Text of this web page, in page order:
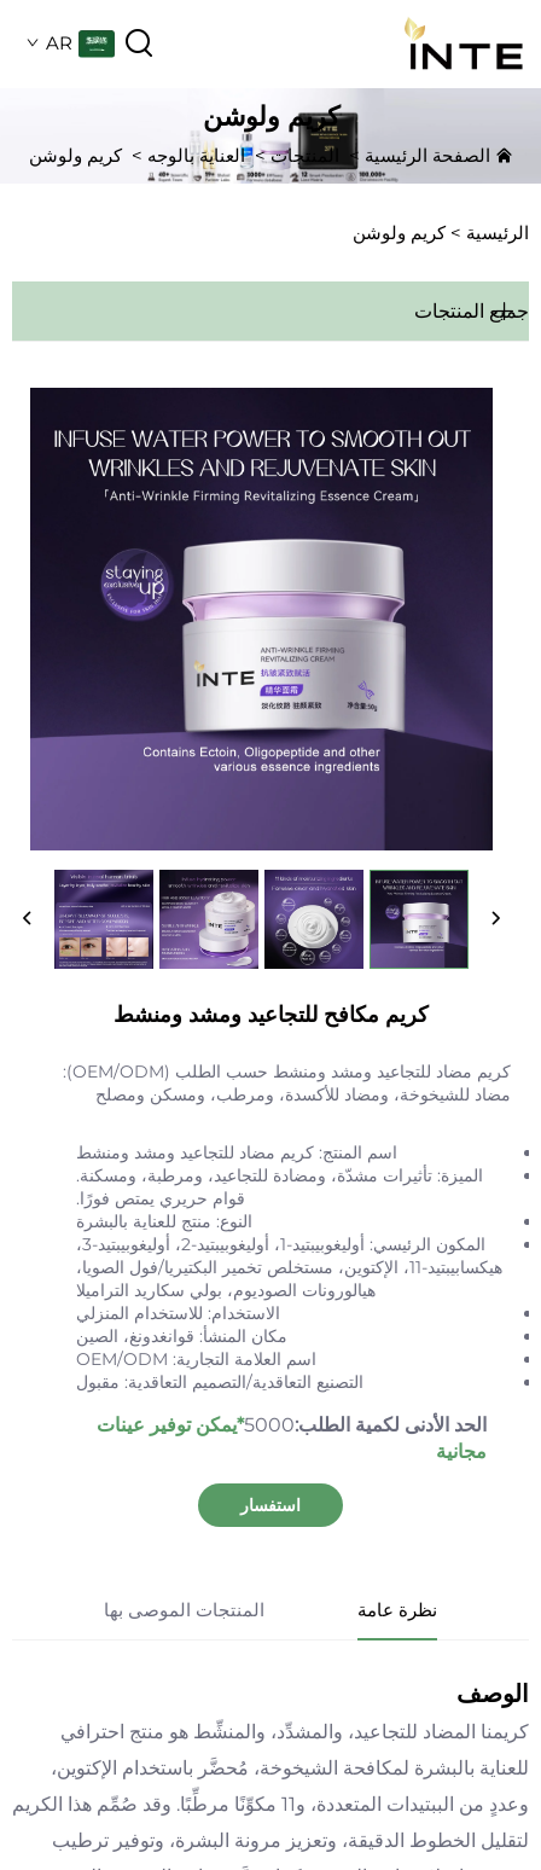
AR
كريم ولوشن
الصفحة الرئيسية > المنتجات>العناية بالوجه >كريم ولوشن
الرئيسية > كريم ولوشن
جميع المنتجات
كريم مكافح للتجاعيد ومشد ومنشط
كريم مضاد للتجاعيد ومشد ومنشط حسب الطلب (OEM/ODM):
مضاد للشيخوخة، ومضاد للأكسدة، ومرطب، ومسكن ومصلح
اسم المنتج: كريم مضاد للتجاعيد ومشد ومنشط
الميزة: تأثيرات مشدّة، ومضادة للتجاعيد، ومرطبة، ومسكنة.
قوام حريري يمتص فورًا.
النوع: منتج للعناية بالبشرة
المكون الرئيسي: أوليغوبيبتيد-1، أوليغوبيبتيد-2، أوليغوبيبتيد-3،
هيكسابيبتيد-11، الإكتوين، مستخلص تخمير البكتيريا/فول الصويا،
هيالورونات الصوديوم، بولي سكاريد التراميلا
الاستخدام: للاستخدام المنزلي
مكان المنشأ: قوانغدونغ، الصين
اسم العلامة التجارية: OEM/ODM
التصنيع التعاقدية/التصميم التعاقدية: مقبول
الحد الأدنى لكمية الطلب:5000*يمكن توفير عينات
مجانية
استفسار
نظرة عامة المنتجات الموصى بها
الوصف
كريمنا المضاد للتجاعيد، والمشدِّد، والمنشِّط هو منتج احترافي
للعناية بالبشرة لمكافحة الشيخوخة، مُحضَّر باستخدام الإكتوين،
وعددٍ من الببتيدات المتعددة، و11 مكوِّنًا مرطِّبًا. وقد صُمِّم هذا الكريم
لتقليل الخطوط الدقيقة، وتعزيز مرونة البشرة، وتوفير ترطيب